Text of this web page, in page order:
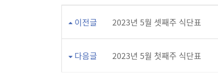
이전글 2023년 5월 셋째주 식단표
다음글 2023년 5월 첫째주 식단표